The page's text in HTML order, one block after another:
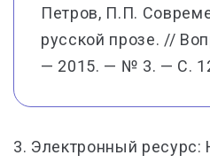
Петров, П.П.
русской прозе. //
— 2015. — № 3. — С.
3. Электронный ресурс: